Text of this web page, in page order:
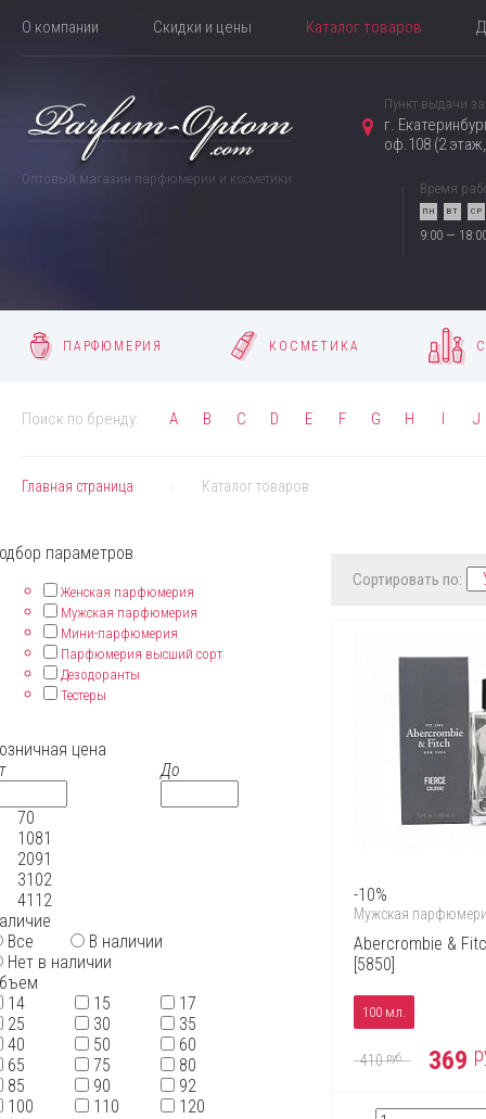
О компании Скидки и цены Каталог товаров
Оптовый магазин парфюмерии и косметики
Пункт выдачи
г.
оф.108 (2
Время
ПН ВТ СР
9:00 —
ПАРФЮМЕРИЯ КОСМЕТИКА
Поиск по бренду: A B C D E F G H I J
Главная страница Каталог товаров
параметров
Женская парфюмерия
Мужская парфюмерия
Мини-парфюмерия
Парфюмерия высший сорт
Дезодоранты
Тестеры
цена
До
70
1081
2091
3102
4112
Все
В наличии
Нет в наличии
14
15
17
25
30
35
40
50
60
65
75
80
85
90
92
100
110
120
Сортировать по:
-10%
Мужская
Abercrombie &
[5850]
100 мл.
410руб. 369